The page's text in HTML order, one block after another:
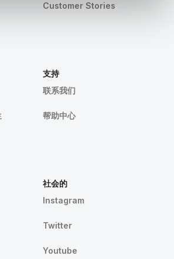
Customer Stories
支持
联系我们
帮助中心
社会的
Instagram
Twitter
Youtube